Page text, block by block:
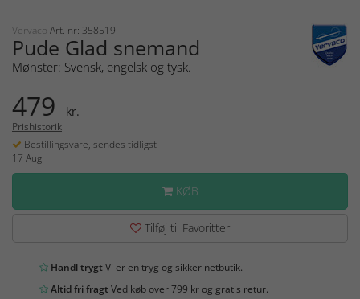
Vervaco Art. nr: 358519
Pude Glad snemand
Mønster: Svensk, engelsk og tysk.
479 kr.
Prishistorik
Bestillingsvare, sendes tidligst
17 Aug
KØB
Tilføj til Favoritter
Handl trygtVi er en tryg og sikker netbutik.
Altid fri fragtVed køb over 799 kr og gratis retur.